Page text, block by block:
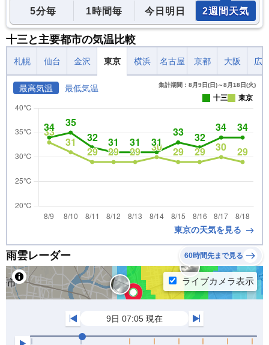
5分毎 1時間毎 今日明日 2週間天気
十三と主要都市の気温比較
札幌 仙台 金沢 東京 横浜 名古屋 京都 大阪 広
最高気温 最低気温 集計期間：8月9日(日)～8月18日(火)
十三 東京
東京の天気を見る
雨雲レーダー 60時間先まで見る